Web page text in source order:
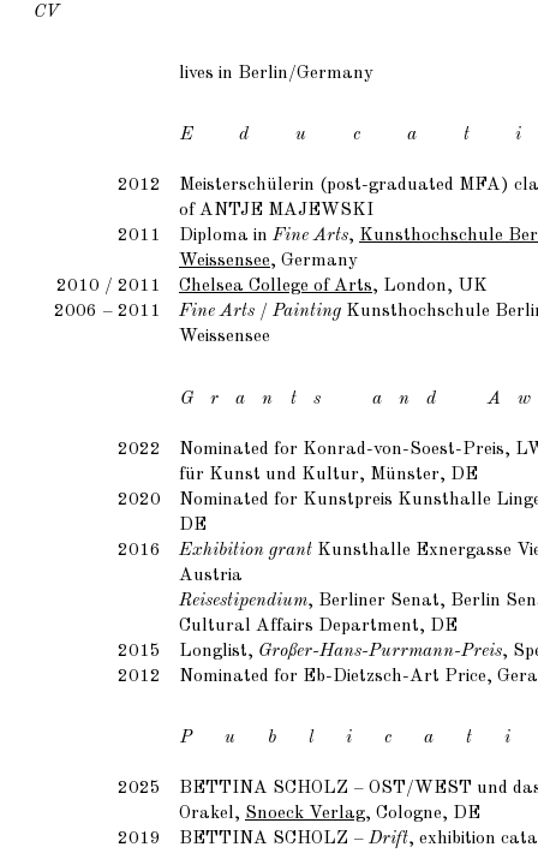
CV
lives in Berlin/Germany
E d u c a t i
2012
Meisterschülerin (post-graduated MFA)
ofANTJE MAJEWSKI
2011
Diploma in Fine Arts, Kunsthochschule
Weissensee, Germany
2010 / 2011
Chelsea College of Arts, London, UK
2006 – 2011
Fine Arts / Painting Kunsthochschule
Weissensee
G r a n t s a n d A w
2022
Nominated for Konrad-von-Soest-Preis,
für Kunst und Kultur, Münster, DE
2020
Nominated for Kunstpreis Kunsthalle
DE
2016
Exhibition grant Kunsthalle Exnergasse
Austria
Reisestipendium, Berliner Senat, Berlin
Cultural Affairs Department, DE
2015
Longlist, Großer-Hans-Purrmann-Preis,
2012
Nominated for Eb-Dietzsch-Art Price,
P u b l i c a t i
2025 BETTINA SCHOLZ – OST/WEST und
Orakel, Snoeck Verlag, Cologne, DE
2019
BETTINA SCHOLZ – Drift, exhibition